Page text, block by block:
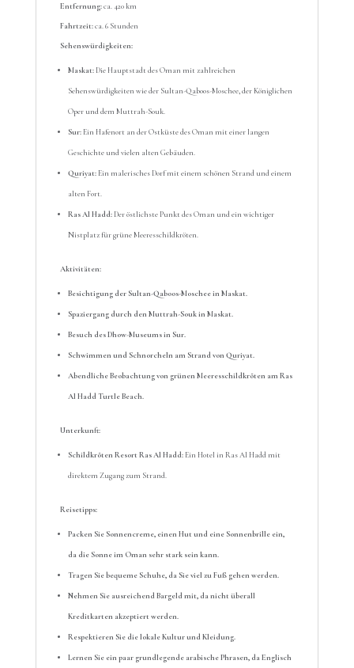
Entfernung:ca. 420 km
Fahrtzeit:ca. 6 Stunden
Sehenswürdigkeiten:
Maskat:Die Hauptstadt des Oman mit zahlreichen
Sehenswürdigkeiten wie der Sultan-Qaboos-Moschee, der Königlichen
Oper und dem Muttrah-Souk.
Sur:Ein Hafenort an der Ostküste des Oman mit einer langen
Geschichte und vielen alten Gebäuden.
Quriyat:Ein malerisches Dorf mit einem schönen Strand und einem
alten Fort.
Ras Al Hadd:Der östlichste Punkt des Oman und ein wichtiger
Nistplatz für grüne Meeresschildkröten.
Aktivitäten:
Besichtigung der Sultan-Qaboos-Moschee in Maskat.
Spaziergang durch den Muttrah-Souk in Maskat.
Besuch des Dhow-Museums in Sur.
Schwimmen und Schnorcheln am Strand von Quriyat.
Abendliche Beobachtung von grünen Meeresschildkröten am Ras
Al Hadd Turtle Beach.
Unterkunft:
Schildkröten Resort Ras Al Hadd:Ein Hotel in Ras Al Hadd mit
direktem Zugang zum Strand.
Reisetipps:
Packen Sie Sonnencreme, einen Hut und eine Sonnenbrille ein,
da die Sonne im Oman sehr stark sein kann.
Tragen Sie bequeme Schuhe, da Sie viel zu Fuß gehen werden.
Nehmen Sie ausreichend Bargeld mit, da nicht überall
Kreditkarten akzeptiert werden.
Respektieren Sie die lokale Kultur und Kleidung.
Lernen Sie ein paar grundlegende arabische Phrasen, da Englisch